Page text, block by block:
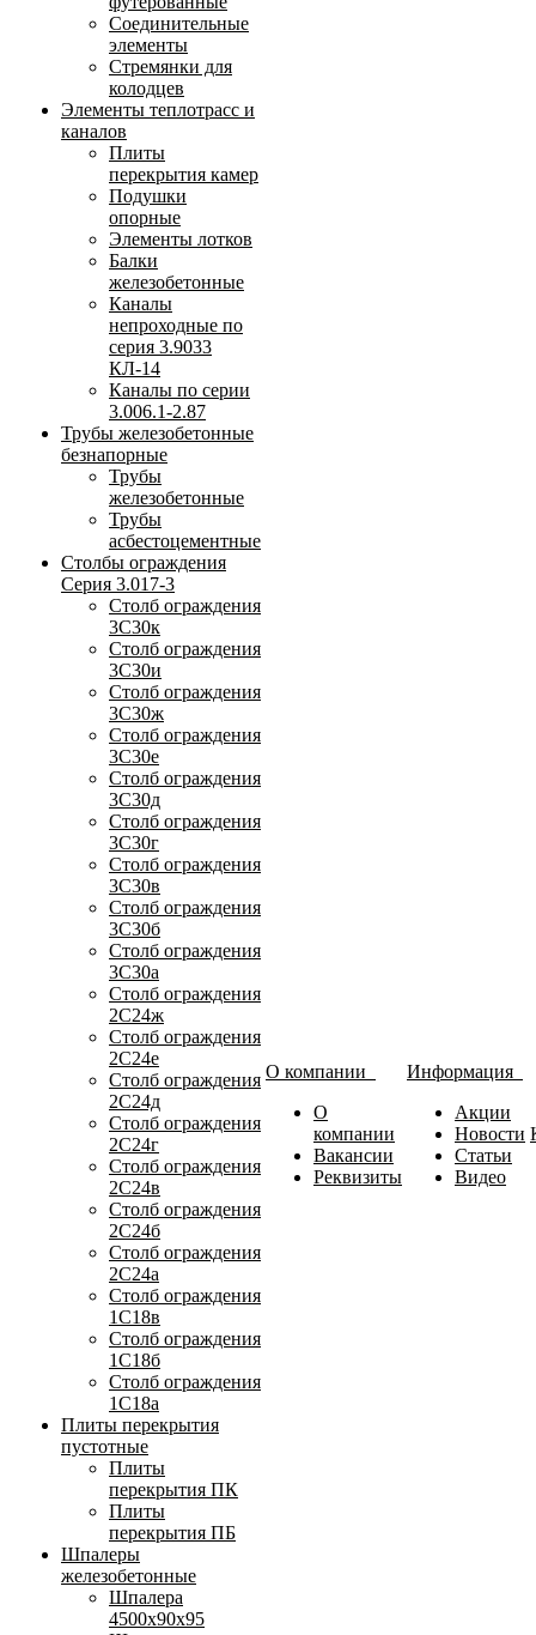
Соединительные
элементы
Стремянки для
колодцев
Элементы теплотрасс и
каналов
Плиты
перекрытия камер
Подушки
опорные
Элементы лотков
Балки
железобетонные
Каналы
непроходные по
серия 3.9033
КЛ-14
Каналы по серии
3.006.1-2.87
Трубы железобетонные
безнапорные
Трубы
железобетонные
Трубы
асбестоцементные
Столбы ограждения
Серия 3.017-3
Столб ограждения
3С30к
Столб ограждения
3С30и
Столб ограждения
3С30ж
Столб ограждения
3С30е
Столб ограждения
3С30д
Столб ограждения
3С30г
Столб ограждения
3С30в
Столб ограждения
3С30б
Столб ограждения
3С30а
Столб ограждения
2С24ж
Столб ограждения
2С24е
Столб ограждения
2С24д
Столб ограждения
2С24г
Столб ограждения
2С24в
Столб ограждения
2С24б
Столб ограждения
2С24а
Столб ограждения
1С18в
Столб ограждения
1С18б
Столб ограждения
1С18а
Плиты перекрытия
пустотные
Плиты
перекрытия ПК
Плиты
перекрытия ПБ
Шпалеры
железобетонные
Шпалера
4500х90х95
О компании
О
компании
Вакансии
Реквизиты
Информация
Акции
Новости
Статьи
Видео